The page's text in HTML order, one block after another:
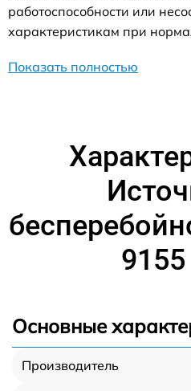
работоспособности или
характеристикам при
Показать полностью
Основные
Производитель